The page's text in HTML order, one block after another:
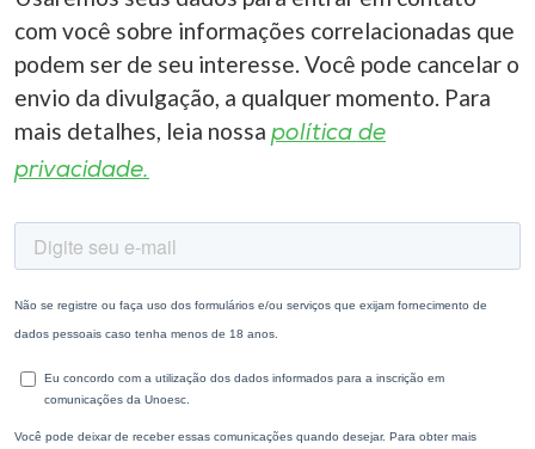
com você sobre informações correlacionadas que
podem ser de seu interesse. Você pode cancelar o
envio da divulgação, a qualquer momento. Para
mais detalhes, leia nossa política de
privacidade.